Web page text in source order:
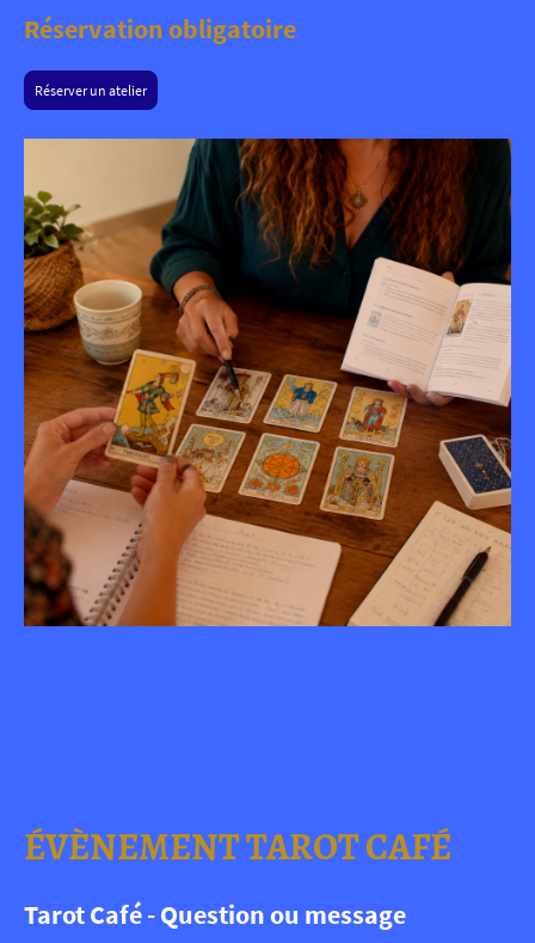
Réservation obligatoire
Réserver un atelier
ÉVÈNEMENT TAROT CAFÉ
Tarot Café - Question ou message